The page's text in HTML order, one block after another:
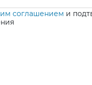
соглашением и